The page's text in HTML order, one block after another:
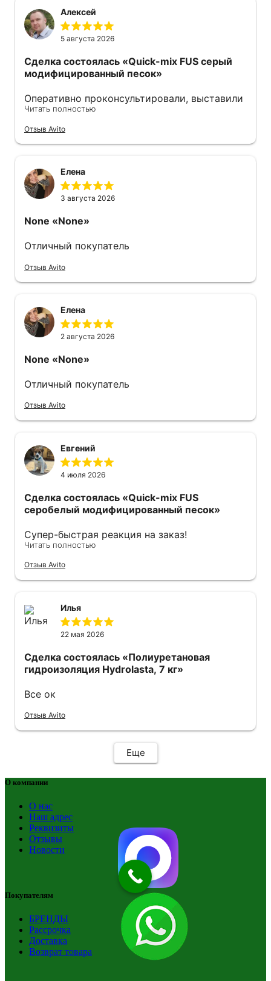
Алексей
5 августа 2026
Сделка состоялась «Quick-mix FUS серый
модифицированный песок»
Оперативно проконсультировали, выставили
счёт. Удобно оплачивать по qr-коду. На
пришлось подождать, правда, но песок
свежий. Советую.
Читать полностью
Отзыв Avito
Елена
3 августа 2026
None «None»
Отличный покупатель
Отзыв Avito
Елена
2 августа 2026
None «None»
Отличный покупатель
Отзыв Avito
Евгений
4 июля 2026
Сделка состоялась «Quick-mix FUS
серобелый модифицированный песок»
Супер-быстрая реакция на заказ!
Оперативно отправили курьера с мешками!
Рекомендую.
Читать полностью
Отзыв Avito
Илья
22 мая 2026
Сделка состоялась «Полиуретановая
гидроизоляция Hydrolasta, 7 кг»
Все ок
Отзыв Avito
Еще
О компании
О нас
Наш адрес
Реквизиты
Отзывы
Новости
Покупателям
БРЕНДЫ
Рассрочка
Доставка
Возврат товара